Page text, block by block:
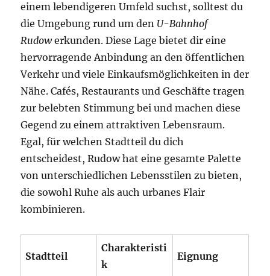
einem lebendigeren Umfeld suchst, solltest du
die Umgebung rund um den U-Bahnhof
Rudowerkunden. Diese Lage bietet dir eine
hervorragende Anbindung an den öffentlichen
Verkehr und viele Einkaufsmöglichkeiten in der
Nähe. Cafés, Restaurants und Geschäfte tragen
zur belebten Stimmung bei und machen diese
Gegend zu einem attraktiven Lebensraum.
Egal, für welchen Stadtteil du dich
entscheidest, Rudow hat eine gesamte Palette
von unterschiedlichen Lebensstilen zu bieten,
die sowohl Ruhe als auch urbanes Flair
kombinieren.
Stadtteil
Charakteristi
k
Eignung